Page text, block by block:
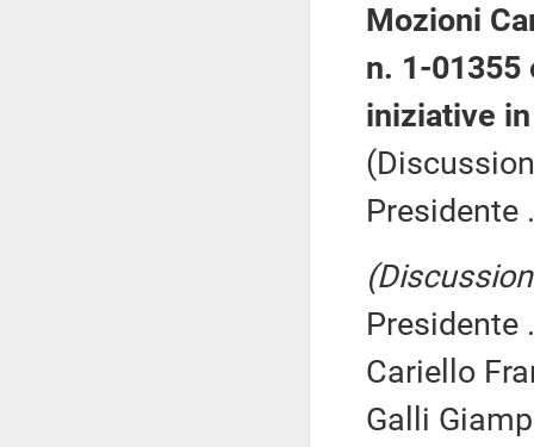
Mozioni
n. 1-01355
iniziative
Presidente
Presidente
Cariello
Galli